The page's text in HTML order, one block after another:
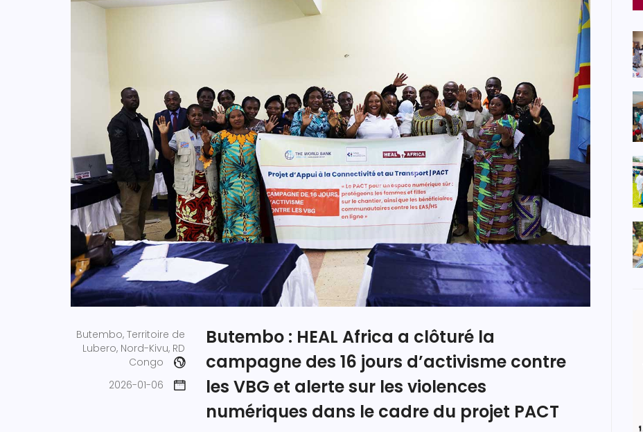
Butembo, Territoire de
Lubero, Nord-Kivu, RD
Congo
2026-01-06
Butembo : HEAL Africa a clôturé la
campagne des 16 jours d’activisme contre
les VBG et alerte sur les violences
numériques dans le cadre du projet PACT